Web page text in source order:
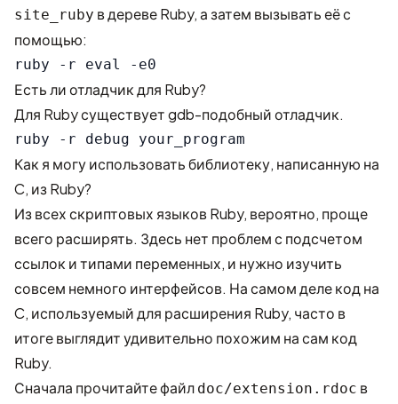
site_ruby в дереве Ruby, а затем вызывать её с
помощью:
Есть ли отладчик для Ruby?
Для Ruby существует gdb-подобный отладчик.
Как я могу использовать библиотеку, написанную на
C, из Ruby?
Из всех скриптовых языков Ruby, вероятно, проще
всего расширять. Здесь нет проблем с подсчетом
ссылок и типами переменных, и нужно изучить
совсем немного интерфейсов. На самом деле код на
C, используемый для расширения Ruby, часто в
итоге выглядит удивительно похожим на сам код
Ruby.
Сначала прочитайте файл doc/extension.rdoc в